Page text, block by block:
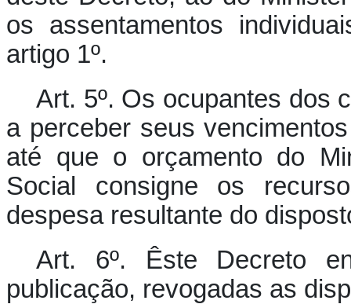
os assentamentos
artigo 1º.
Art. 5º. Os ocupantes dos
a perceber seus
até que o orçamento do
Social consigne os
despesa resultante do
Art. 6º. Êste Decreto
publicação, revogadas as